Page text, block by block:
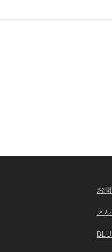
お
メ